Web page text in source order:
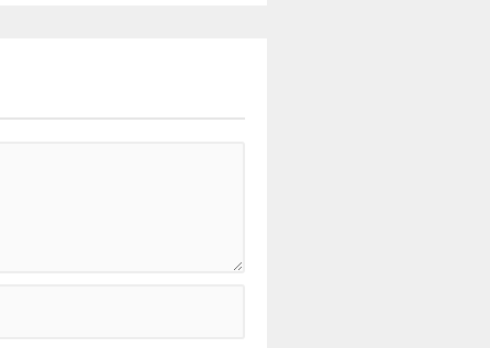
Slovak hakem Ivan...